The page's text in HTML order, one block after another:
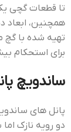
تا قطعات گچی
همچنین، ابعاد
تهیه شده با
برای استحکام
ساندویچ
پانل های
دو رویه نازک